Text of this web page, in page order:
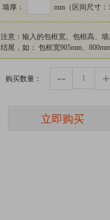
墙厚： mm （区间尺寸：
注意：输入的包框宽、包框高、
结尾，如： 包框宽905mm、800mm
购买数量： -- +
立即购买